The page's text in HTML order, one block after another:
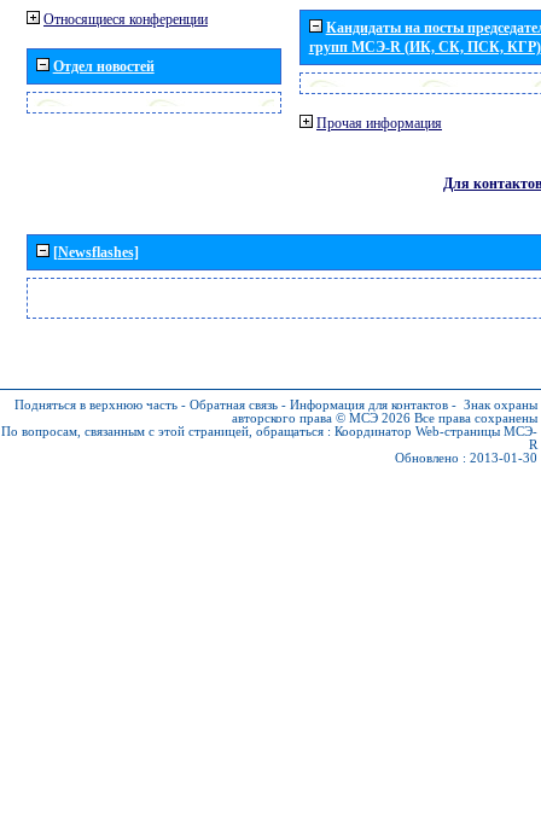
Относящиеся конференции
Отдел новостей
Кандидаты на посты
групп МСЭ-R (ИК, СК, ПСК, КГР)
Прочая информация
Для контактов
[Newsflashes]
Подняться в верхнюю часть - Обратная связь - Информация для контактов - Знак охраны
авторского права © МСЭ 2026 Все права сохранены
По вопросам, связанным с этой страницей, обращаться : Координатор Web-страницы МСЭ-
R
Обновлено : 2013-01-30